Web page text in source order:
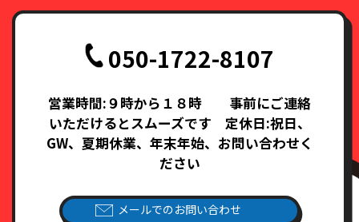
050-1722-8107
営業時間:９時から１８時 事前にご連絡
いただけるとスムーズです 定休日:祝日、
GW、夏期休業、年末年始、お問い合わせく
ださい
メールでのお問い合わせ